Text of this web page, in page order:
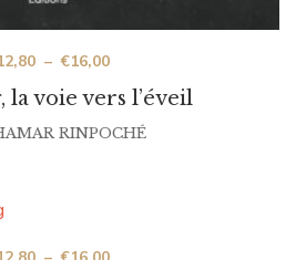
la voie vers l’éveil
– €16,00
RINPOCHÉ